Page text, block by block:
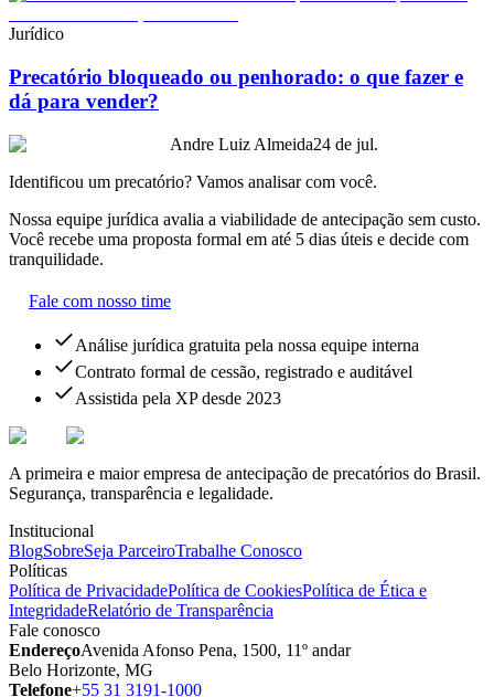
Jurídico
Precatório bloqueado ou penhorado: o que fazer e
dá para vender?
Andre Luiz Almeida24 de jul.
Identificou um precatório? Vamos analisar com você.
Nossa equipe jurídica avalia a viabilidade de antecipação sem custo.
Você recebe uma proposta formal em até 5 dias úteis e decide com
tranquilidade.
Fale com nosso time
Análise jurídica gratuita pela nossa equipe interna
Contrato formal de cessão, registrado e auditável
Assistida pela XP desde 2023
A primeira e maior empresa de antecipação de precatórios do Brasil.
Segurança, transparência e legalidade.
Institucional
BlogSobreSeja ParceiroTrabalhe Conosco
Políticas
Política de PrivacidadePolítica de CookiesPolítica de Ética e
IntegridadeRelatório de Transparência
Fale conosco
EndereçoAvenida Afonso Pena, 1500, 11º andar
Belo Horizonte, MG
Telefone+55 31 3191-1000